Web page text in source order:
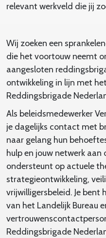
relevant werkveld die jij
Wij zoeken een
die het voortouw neemt
aangesloten
ontwikkeling in lijn met
Reddingsbrigade
Als beleidsmedewerker
je dagelijks contact met
naar gelang hun
hulp en jouw netwerk aan
ondersteunt op actuele
strategieontwikkeling,
vrijwilligersbeleid. Je bent
van het Landelijk Bureau
Reddingsbrigade